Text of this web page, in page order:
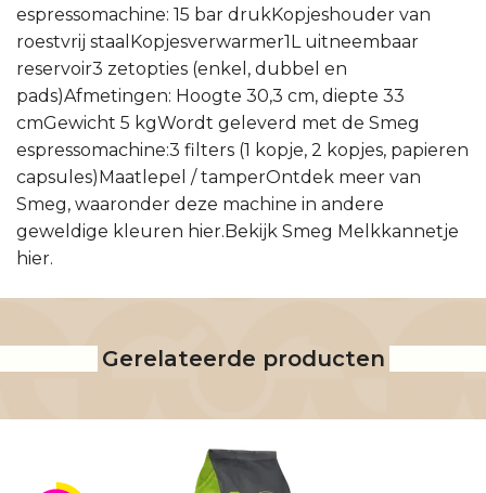
espressomachine: 15 bar drukKopjeshouder van
roestvrij staalKopjesverwarmer1L uitneembaar
reservoir3 zetopties (enkel, dubbel en
pads)Afmetingen: Hoogte 30,3 cm, diepte 33
cmGewicht 5 kgWordt geleverd met de Smeg
espressomachine:3 filters (1 kopje, 2 kopjes, papieren
capsules)Maatlepel / tamperOntdek meer van
Smeg, waaronder deze machine in andere
geweldige kleuren hier.Bekijk Smeg Melkkannetje
hier.
Gerelateerde producten